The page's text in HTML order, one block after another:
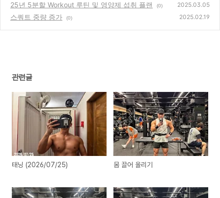
25년 5분할 Workout 루틴 및 영양제 섭취 플랜 (0) 2025.03.05
스쿼트 중량 증가 (0) 2025.02.19
관련글
태닝 (2026/07/25) 몸 끌어 올리기